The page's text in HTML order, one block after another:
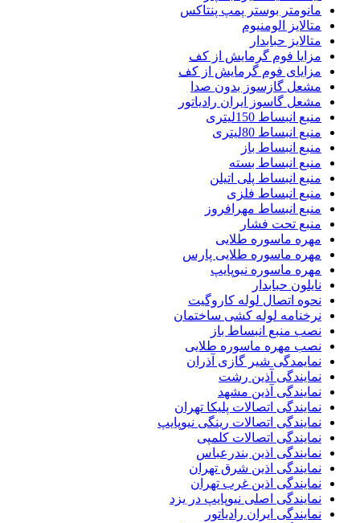
مانومتر بوستر پمپ پنتاکس
متالایز الومنیوم
متالایز حبابدار
مزایا فوم گرمایش از کف
مزایای فوم گرمایش از کف
مشعل گازسوز بدون صدا
مشعل گاسوز ایران رادیاتور
منبع انبساط 150لیتری
منبع انبساط 80لیتری
منبع انبساط باز
منبع انبساط بسته
منبع انبساط پلی اتیلن
منبع انبساط فلزی
منبع انبساط مهرافروز
منبع تحت فشار
مهره ماسوره طلایی
مهره ماسوره طلایی پارس
مهره ماسوره نیوپایپ
نایلون حبابدار
نحوه اتصال لوله کاروگیت
نرخنامه لوله کشی ساختمان
نصب منبع انبساط باز
نصب مهره ماسوره طلایی
نمایمدگی شیر گازی آذران
نمایندگی آذین رشت
نمایندگی آذین مشهد
نمایندگی اتصالات پلیکا تهران
نمایندگی اتصالات رینگی نیوپایپ
نمایندگی اتصالات کلمپی
نمایندگی اذین بندرعباس
نمایندگی اذین شرق تهران
نمایندگی اذین غرب تهران
نمایندگی اصلی نیوپایپ در یزد
نمایندگی ایران رادیاتور